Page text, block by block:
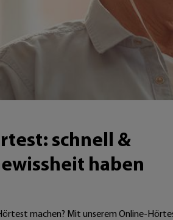
schnell &
haben
machen? Mit unserem Online-